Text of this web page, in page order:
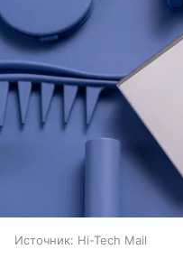
Источник: Hi-Tech Mail